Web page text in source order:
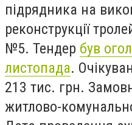
підрядника на
реконструкції
№5. Тендер був
листопада.
213 тис. грн.
житлово-